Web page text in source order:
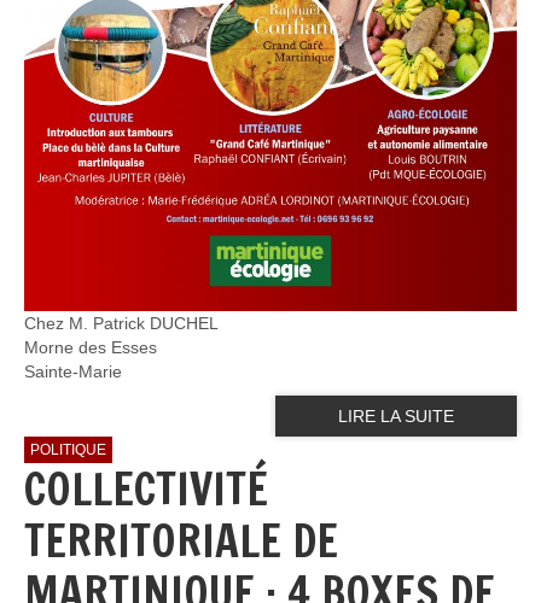
Chez M. Patrick DUCHEL
Morne des Esses
Sainte-Marie
LIRE LA SUITE
POLITIQUE
COLLECTIVITÉ
TERRITORIALE DE